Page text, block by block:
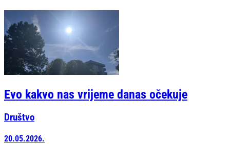
Evo kakvo nas vrijeme danas očekuje
Društvo
20.05.2026.